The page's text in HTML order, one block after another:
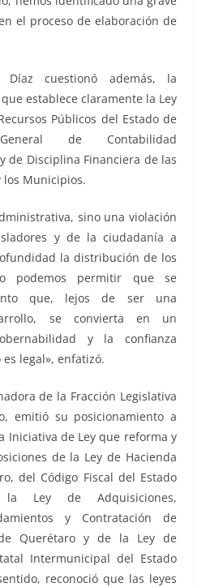
el proceso de elaboración de
Díaz cuestionó además, la
establece claramente la Ley
Públicos del Estado de
de Contabilidad
de Disciplina Financiera de las
los Municipios.
sino una violación
y de la ciudadanía a
la distribución de los
podemos permitir que se
que, lejos de ser una
se convierta en un
y la confianza
legal», enfatizó.
de la Fracción Legislativa
emitió su posicionamiento a
Iniciativa de Ley que reforma y
de la Ley de Hacienda
del Código Fiscal del Estado
Ley de Adquisiciones,
y Contratación de
Querétaro y de la Ley de
Intermunicipal del Estado
reconoció que las leyes